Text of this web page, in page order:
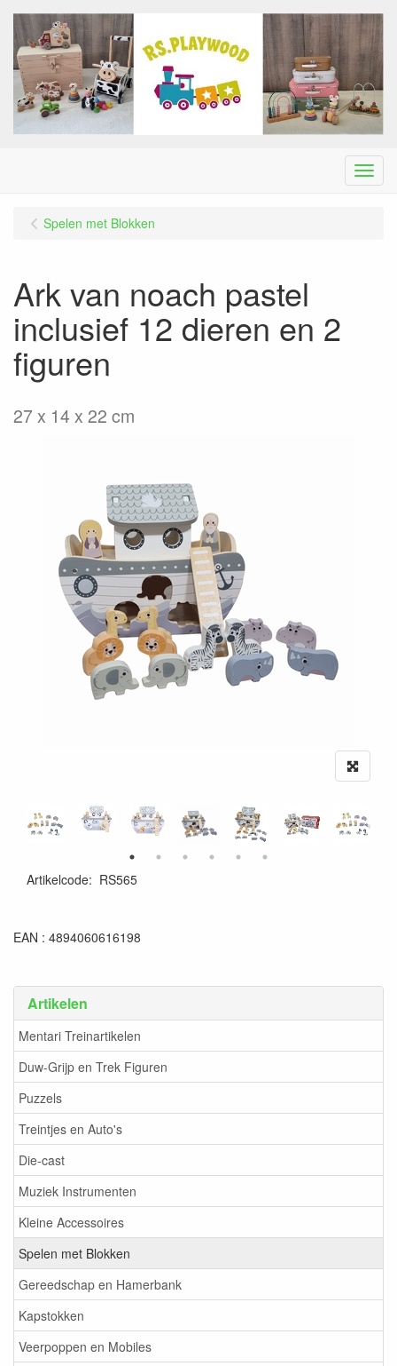
Menu
Artikelen
Mentari Treinartikelen
Duw-Grijp en Trek Figuren
Puzzels
Treintjes en Auto's
Die-cast
Muziek Instrumenten
Kleine Accessoires
Spelen met Blokken
Gereedschap en Hamerbank
Kapstokken
Veerpoppen en Mobiles
Spelen met Blokken
Ark van noach pastel
inclusief 12 dieren en 2
figuren
27 x 14 x 22 cm
Artikelcode: RS565
EAN : 4894060616198